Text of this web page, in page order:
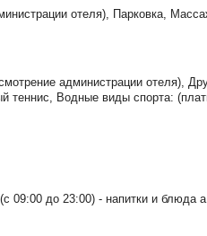
HILTON GUANGZHOU TIANHE (广州
THE RITZ-CARLTON CHENGDU (成都
PEACE HOTEL BEIJING (ex.
отеля), Парковка,
администрации отеля),
Водные виды спорта:
(с 09:00 до 23:00) - напитки и блюда